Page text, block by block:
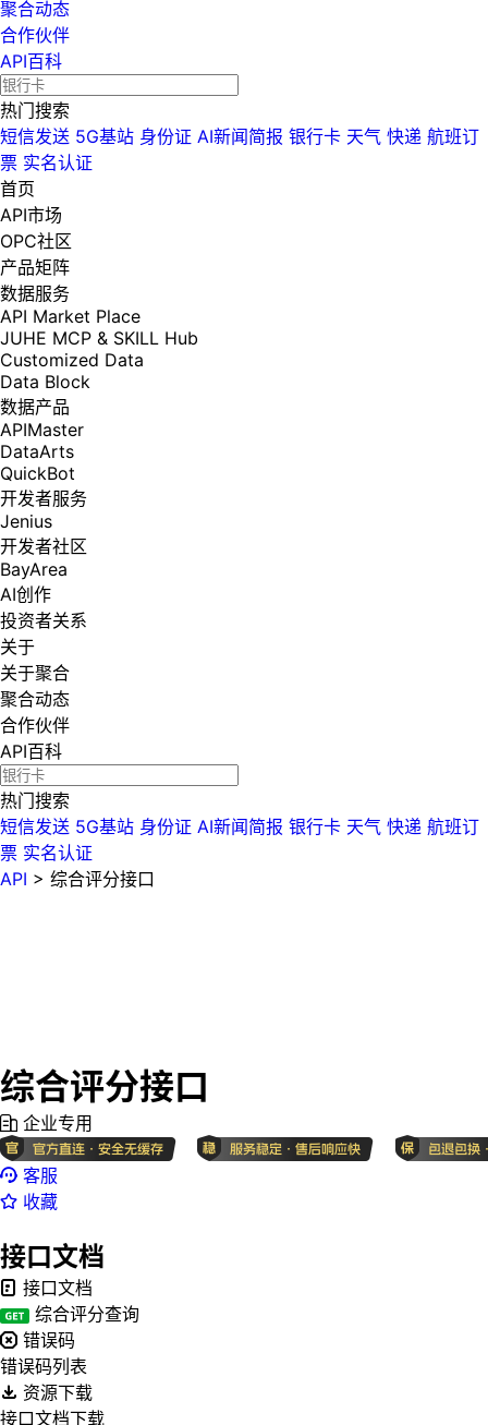
聚合动态
合作伙伴
API百科
热门搜索
短信发送 5G基站 身份证 AI新闻简报 银行卡 天气 快递 航班订
票 实名认证
首页
API市场
OPC社区
产品矩阵
数据服务
API Market Place
JUHE MCP & SKILL Hub
Customized Data
Data Block
数据产品
APIMaster
DataArts
QuickBot
开发者服务
Jenius
开发者社区
BayArea
AI创作
投资者关系
关于
关于聚合
聚合动态
合作伙伴
API百科
热门搜索
短信发送 5G基站 身份证 AI新闻简报 银行卡 天气 快递 航班订
票 实名认证
API > 综合评分接口
综合评分接口
企业专用
客服
收藏
接口文档
接口文档
综合评分查询
错误码
错误码列表
资源下载
接口文档下载